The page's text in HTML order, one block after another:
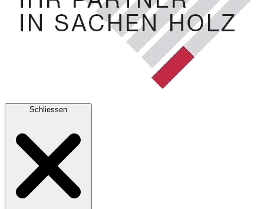
Schliessen